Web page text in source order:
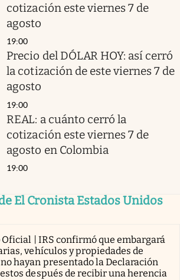
cotización este viernes 7 de
agosto
19:00
Precio del DÓLAR HOY: así cerró
la cotización de este viernes 7 de
agosto
19:00
REAL: a cuánto cerró la
cotización este viernes 7 de
agosto en Colombia
19:00
El Cronista Estados Unidos
Oficial | IRS confirmó que embargará
vehículos y propiedades de
hayan presentado la Declaración
después de recibir una herencia